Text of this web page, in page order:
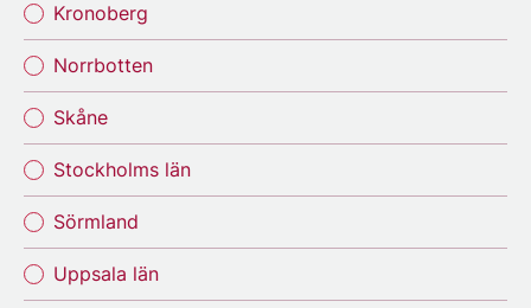
Kronoberg
Norrbotten
Skåne
Stockholms län
Sörmland
Uppsala län